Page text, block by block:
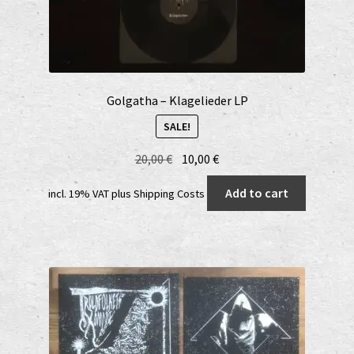
Golgatha – Klagelieder LP
SALE!
20,00€ Original
was:
10,00€Current
price
is:
incl. 19% VATplus Shipping Costs Add to cart